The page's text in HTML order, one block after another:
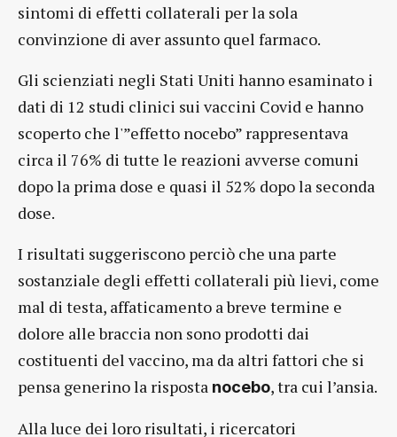
sintomi di effetti collaterali per la sola
convinzione di aver assunto quel farmaco.
Gli scienziati negli Stati Uniti hanno esaminato i
dati di 12 studi clinici sui vaccini Covid e hanno
scoperto che l'”effetto nocebo” rappresentava
circa il 76% di tutte le reazioni avverse comuni
dopo la prima dose e quasi il 52% dopo la seconda
dose.
I risultati suggeriscono perciò che una parte
sostanziale degli effetti collaterali più lievi, come
mal di testa, affaticamento a breve termine e
dolore alle braccia non sono prodotti dai
costituenti del vaccino, ma da altri fattori che si
pensa generino la risposta nocebo, tra cui l’ansia.
Alla luce dei loro risultati, i ricercatori